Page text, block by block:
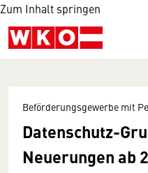
Zum Inhalt springen
Beförderungsgewerbe mit
Datenschutz-
Neuerungen ab